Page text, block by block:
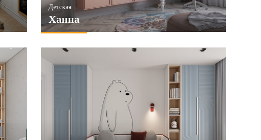
Детская
Ханна